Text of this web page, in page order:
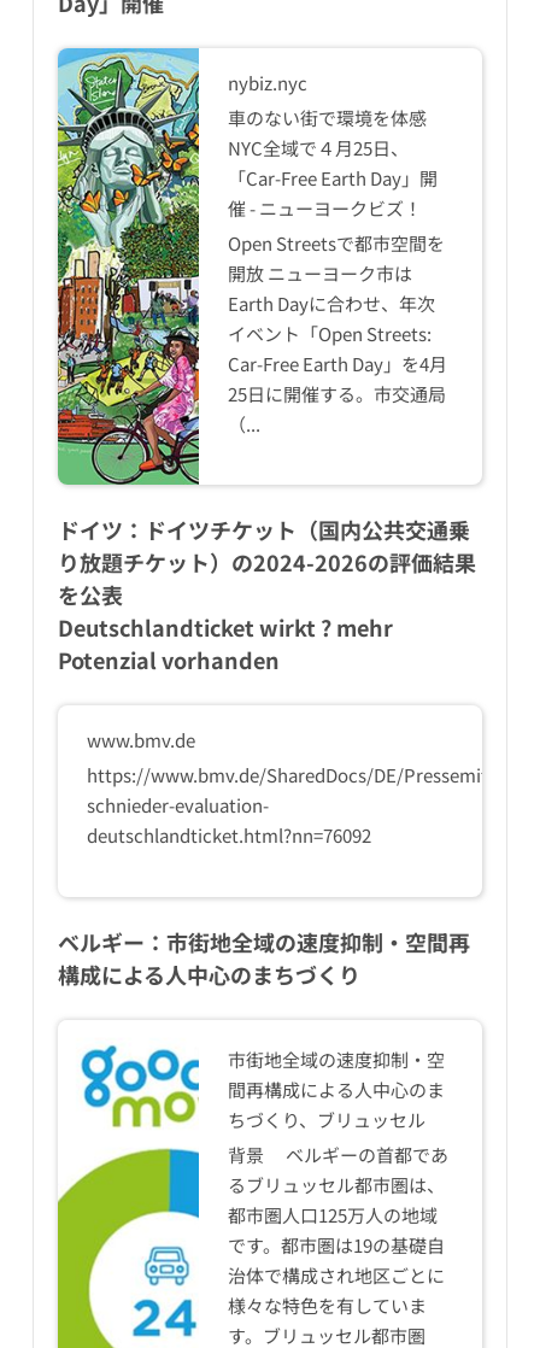
nybiz.nyc
車のない街で環境を体感
NYC全域で４月25日、
「Car-Free Earth Day」開
催 - ニューヨークビズ！
Open Streetsで都市空間を
開放 ニューヨーク市は
Earth Dayに合わせ、年次
イベント「Open Streets:
Car-Free Earth Day」を4月
25日に開催する。市交通局
（...
ドイツ：ドイツチケット（国内公共交通乗
り放題チケット）の2024-2026の評価結果
を公表
Deutschlandticket wirkt ? mehr
Potenzial vorhanden
www.bmv.de
https://www.bmv.de/SharedDocs/DE/
schnieder-evaluation-
deutschlandticket.html?nn=76092
ベルギー：市街地全域の速度抑制・空間再
構成による人中心のまちづくり
市街地全域の速度抑制・空
間再構成による人中心のま
ちづくり、ブリュッセル
背景 ベルギーの首都であ
るブリュッセル都市圏は、
都市圏人口125万人の地域
です。都市圏は19の基礎自
治体で構成され地区ごとに
様々な特色を有していま
す。ブリュッセル都市圏